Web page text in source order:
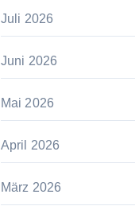
Juli 2026
Juni 2026
Mai 2026
April 2026
März 2026